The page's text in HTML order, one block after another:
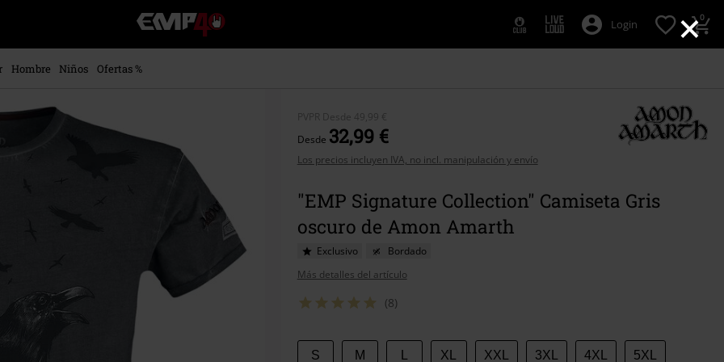
×
EMP
-
Música,
Ropa
Alternativa
Login 0
Hombre Niños
Ofertas %
PVPR Desde 49,99 €
Desde 32,99 €
Los precios incluyen IVA, no incl. manipulación y envío
"EMP Signature Collection" Camiseta Gris
oscuro de Amon Amarth
Exclusivo
Bordado
Más detalles del artículo
(8)
Elige
S M XL XXL 3XL 4XL 5XL